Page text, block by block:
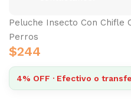
Peluche Insecto Con Chifle
Perros
$244
4% OFF · Efectivo o